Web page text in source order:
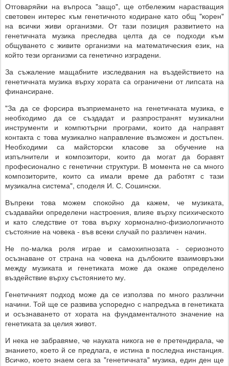
Отговаряйки на въпроса "защо", ще отбележим нарастващия
световен интерес към генетичното кодиране като общ "корен"
на всички живи организми. От тази позиция развитието на
генетичната музика преследва целта да се подходи към
общуването с живите организми на математическия език, на
който тези организми са генетично изградени.
За съжаление мащабните изследвания на въздействието на
генетичната музика върху хората са ограничени от липсата на
финансиране.
"За да се форсира възприемането на генетичната музика, е
необходимо да се създадат и разпространят музикални
инструменти и компютърни програми, които да направят
контакта с това музикално направление възможен и достъпен.
Необходими са майсторски класове за обучение на
изпълнители и композитори, които да могат да боравят
професионално с генетични структури. В момента не са много
композиторите, които са имали време да работят с тази
музикална система", споделя И. С. Сошински.
Въпреки това можем спокойно да кажем, че музиката,
създавайки определени настроения, влияе върху психическото
и като следствие от това върху хормонално-физиологичното
състояние на човека - във всеки случай по различен начин.
Не по-малка роля играе и самохипнозата - сериозното
осъзнаване от страна на човека на дълбоките взаимовръзки
между музиката и генетиката може да окаже определено
въздействие върху състоянието му.
Генетичният подход може да се използва по много различни
начини. Той ще се развива успоредно с напредъка в генетиката
и осъзнаването от хората на фундаменталното значение на
генетиката за целия живот.
И нека не забравяме, че науката никога не е претендирала, че
знанието, което й се предлага, е истина в последна инстанция.
Всичко, което знаем сега за "генетичната" музика, един ден ще